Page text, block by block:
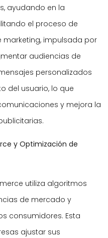
ayudando en la
el proceso de
impulsada por
audiencias de
personalizados
del usuario, lo que
y mejora la
y Optimización de
utiliza algoritmos
de mercado y
consumidores. Esta
ajustar sus